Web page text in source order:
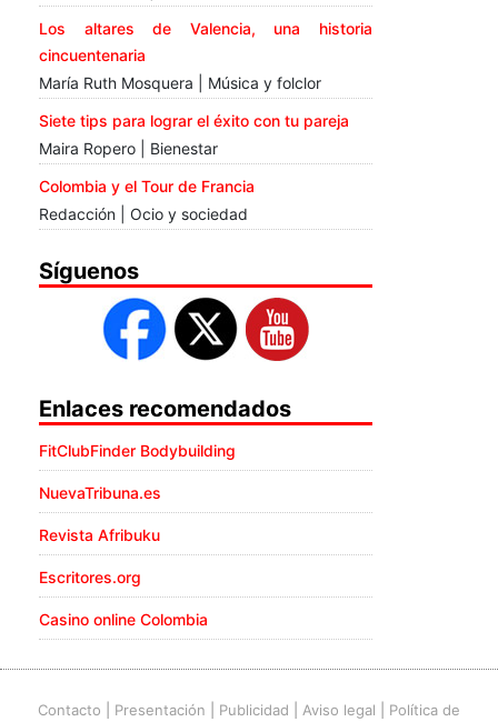
Los altares de Valencia, una historia
cincuentenaria
María Ruth Mosquera | Música y folclor
Siete tips para lograr el éxito con tu pareja
Maira Ropero | Bienestar
Colombia y el Tour de Francia
Redacción | Ocio y sociedad
Síguenos
Enlaces recomendados
FitClubFinder Bodybuilding
NuevaTribuna.es
Revista Afribuku
Escritores.org
Casino online Colombia
Contacto Presentación Publicidad Aviso legal Política de